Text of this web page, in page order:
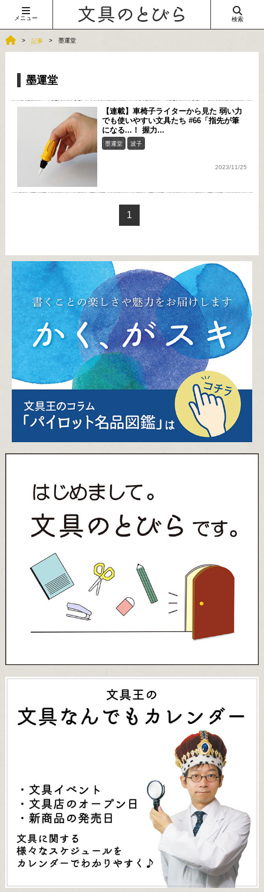
メニュー 検索
記事 墨運堂
墨運堂
【連載】車椅子ライターから見た 弱い力
でも使いやすい文具たち #66「指先が筆
になる...！ 握力...
墨運堂 波子
2023/11/25
1